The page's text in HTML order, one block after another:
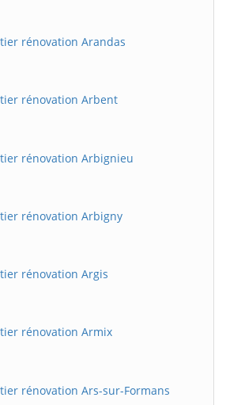
rénovation Arandas
rénovation Arbent
rénovation Arbignieu
rénovation Arbigny
rénovation Argis
rénovation Armix
rénovation Ars-sur-Formans